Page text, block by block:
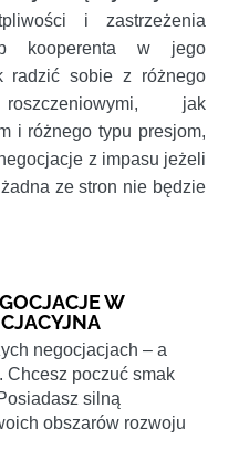
i zastrzeżenia
kooperenta w jego
radzić sobie z różnego
jak
i różnego typu presjom,
z impasu jeżeli
ze stron nie będzie
W
negocjacjach – a
Chcesz poczuć smak
silną
obszarów rozwoju